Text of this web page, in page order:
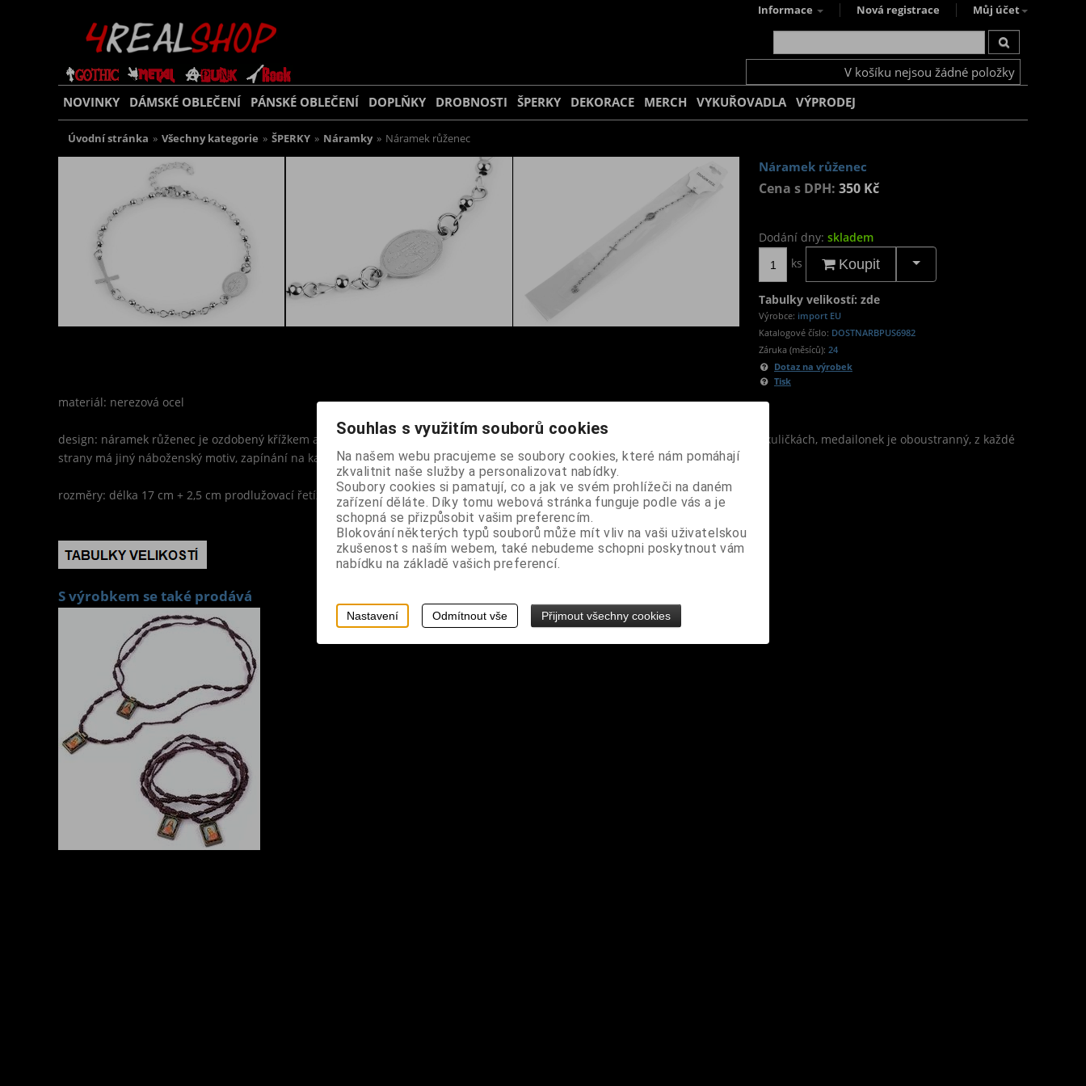
Informace Nová registrace Můj účet
V košíku nejsou žádné položky
NOVINKY DÁMSKÉ OBLEČENÍ PÁNSKÉ OBLEČENÍ DOPLŇKY DROBNOSTI ŠPERKY DEKORACE MERCH VYKUŘOVADLA VÝPRODEJ
Úvodní stránka » Všechny kategorie » ŠPERKY » Náramky » Náramek růženec
Náramek růženec
Cena s DPH: 350 Kč
Dodání dny: skladem
ks
Koupit
Tabulky velikostí: zde
Výrobce: import EU
Katalogové číslo: DOSTNARBPUS6982
Záruka (měsíců): 24
Dotaz na výrobek
Tisk
materiál: nerezová ocel
design: náramek růženec je ozdobený křížkem a medailonkem s Pannou Marií, po jeho obvodu jsou rozmístěné tři skupiny po pěti kuličkách, medailonek je oboustranný, z každé
strany má jiný náboženský motiv, zapínání na karabinku a prodlužovací řetízek
rozměry: délka 17 cm + 2,5 cm prodlužovací řetízek, šířka 0,3 cm, ozdoba cca 1 x 1,5 cm
S výrobkem se také prodává
Souhlas s využitím souborů cookies
Na našem webu pracujeme se soubory cookies, které nám pomáhají
zkvalitnit naše služby a personalizovat nabídky.
Soubory cookies si pamatují, co a jak ve svém prohlížeči na daném
zařízení děláte. Díky tomu webová stránka funguje podle vás a je
schopná se přizpůsobit vašim preferencím.
Blokování některých typů souborů může mít vliv na vaši uživatelskou
zkušenost s naším webem, také nebudeme schopni poskytnout vám
nabídku na základě vašich preferencí.
Nastavení Odmítnout vše Přijmout všechny cookies